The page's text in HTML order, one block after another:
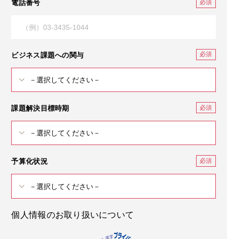
電話番号
ビジネス課題への関与
課題解決目標時期
予算化状況
個人情報のお取り扱いについて